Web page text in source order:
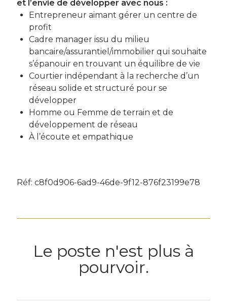
et l’envie de développer avec nous :
Entrepreneur aimant gérer un centre de
profit
Cadre manager issu du milieu
bancaire/assurantiel/immobilier qui souhaite
s’épanouir en trouvant un équilibre de vie
Courtier indépendant à la recherche d’un
réseau solide et structuré pour se
développer
Homme ou Femme de terrain et de
développement de réseau
À l’écoute et empathique
Réf: c8f0d906-6ad9-46de-9f12-876f23199e78
Le poste n'est plus à
pourvoir.